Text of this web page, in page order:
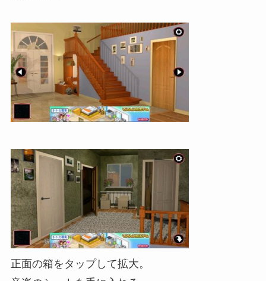
正面の箱をタップして拡大。